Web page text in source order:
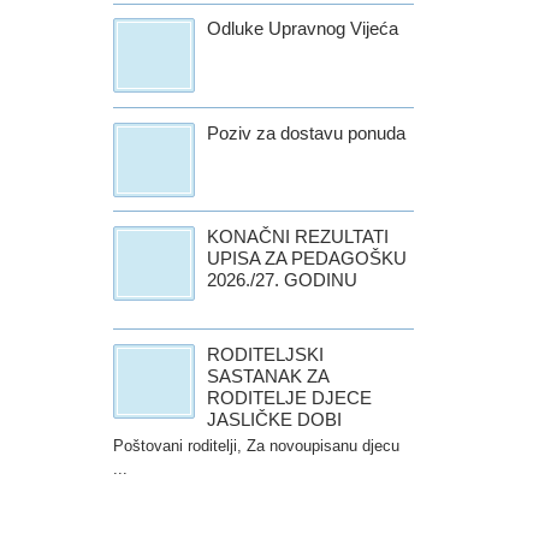
Odluke Upravnog Vijeća
Poziv za dostavu ponuda
KONAČNI REZULTATI
UPISA ZA PEDAGOŠKU
2026./27. GODINU
RODITELJSKI
SASTANAK ZA
RODITELJE DJECE
JASLIČKE DOBI
Poštovani roditelji, Za novoupisanu djecu